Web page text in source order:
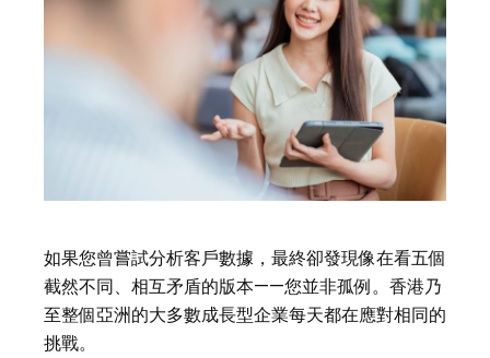
如果您曾嘗試分析客戶數據，最終卻發現像在看五個
截然不同、相互矛盾的版本——您並非孤例。香港乃
至整個亞洲的大多數成長型企業每天都在應對相同的
挑戰。